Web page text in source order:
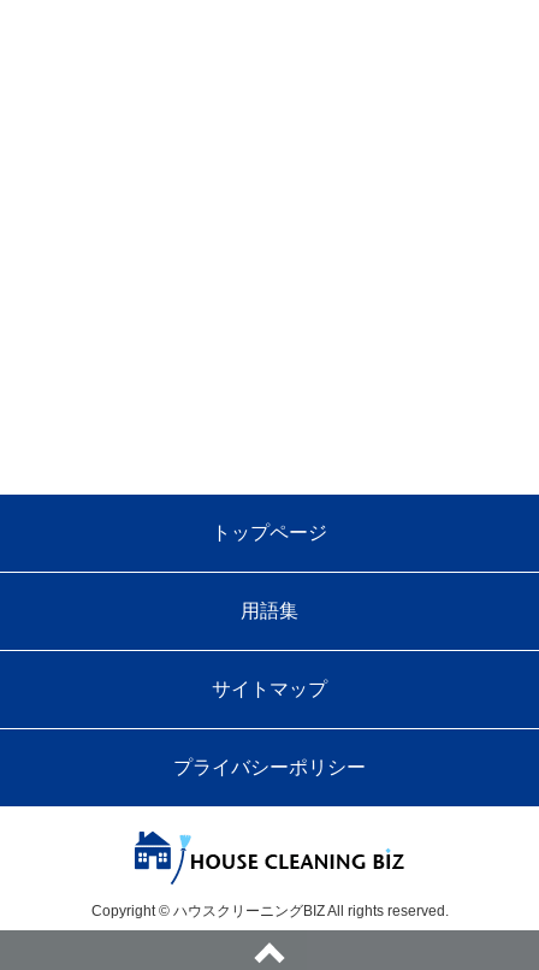
トップページ
用語集
サイトマップ
プライバシーポリシー
Copyright © ハウスクリーニングBIZ All rights reserved.